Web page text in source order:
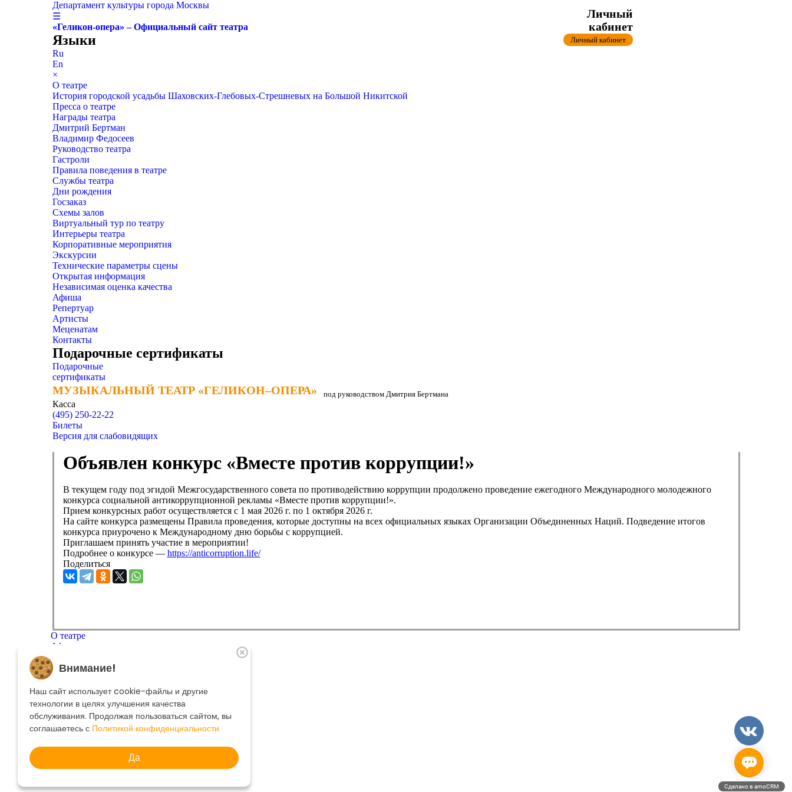
Департамент культуры города Москвы
☰
«Геликон-опера» – Официальный сайт театра
Языки
Ru
En
×
О театре
История городской усадьбы Шаховских-Глебовых-Стрешневых на Большой Никитской
Пресса о театре
Награды театра
Дмитрий Бертман
Владимир Федосеев
Руководство театра
Гастроли
Правила поведения в театре
Службы театра
Дни рождения
Госзаказ
Схемы залов
Виртуальный тур по театру
Интерьеры театра
Корпоративные мероприятия
Экскурсии
Технические параметры сцены
Открытая информация
Независимая оценка качества
Афиша
Репертуар
Артисты
Меценатам
Контакты
Подарочные сертификаты
Подарочные
сертификаты
МУЗЫКАЛЬНЫЙ ТЕАТР «ГЕЛИКОН–ОПЕРА»
МУЗЫКАЛЬНЫЙ ТЕАТР «ГЕЛИКОН–ОПЕРА» под руководством Дмитрия Бертмана
Касса
(495) 250-22-22
Личный
кабинет
Личный кабинет
Билеты
Версия для слабовидящих
Объявлен конкурс «Вместе против коррупции!»
В текущем году под эгидой Межгосударственного совета по противодействию коррупции продолжено проведение ежегодного Международного молодежного
конкурса социальной антикоррупционной рекламы «Вместе против коррупции!».
Прием конкурсных работ осуществляется с 1 мая 2026 г. по 1 октября 2026 г.
На сайте конкурса размещены Правила проведения, которые доступны на всех официальных языках Организации Объединенных Наций. Подведение итогов
конкурса приурочено к Международному дню борьбы с коррупцией.
Приглашаем принять участие в мероприятии!
Подробнее о конкурсе — https://anticorruption.life/
Поделиться
О театре
Афиша
Артисты
Меценатам
Контакты
Касса театра
8 495 250-22-22
Форма поиска
Поиск
© 2025 Музыкальный театр Геликон-опера.
Внимание!
Наш сайт использует cookie-файлы и другие
технологии в целях улучшения качества
обслуживания. Продолжая пользоваться сайтом, вы
соглашаетесь с Политикой конфиденциальности
Да
Сделано в amoCRM